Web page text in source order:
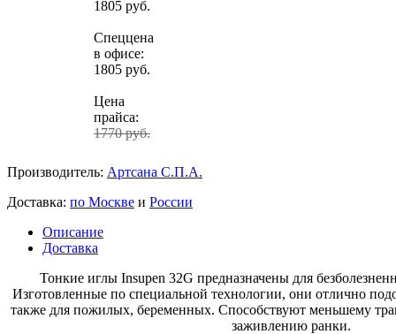
1805 руб.
Спеццена
в офисе:
1805 руб.
Цена
прайса:
1770 руб.
Производитель: Артсана С.П.А.
Доставка: по Москве и России
Описание
Доставка
Тонкие иглы Insupen 32G предназначены для
Изготовленные по специальной технологии, они отлично
также для пожилых, беременных. Способствуют меньшему
заживлению ранки.